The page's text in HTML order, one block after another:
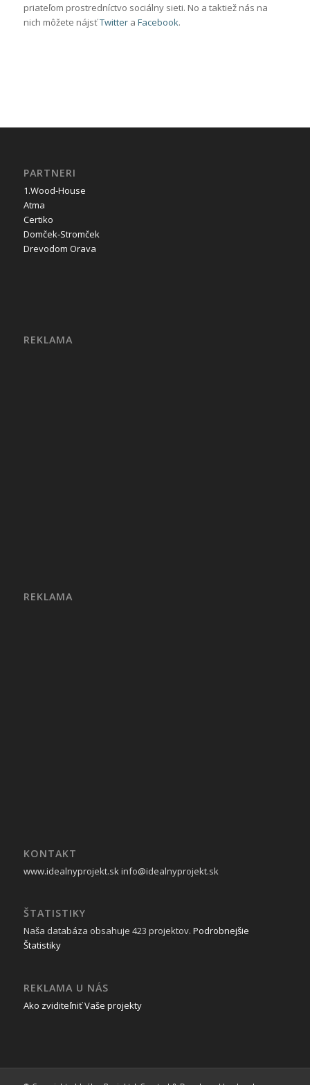
priateľom prostredníctvo sociálny sieti. No a taktiež nás na
nich môžete nájsťTwittera Facebook.
PARTNERI
1.Wood-House
Atma
Certiko
Domček-Stromček
Drevodom Orava
REKLAMA
REKLAMA
KONTAKT
www.idealnyprojekt.skinfo@idealnyprojekt.sk
ŠTATISTIKY
Naša databáza obsahuje 423 projektov. Podrobnejšie
Štatistiky
REKLAMA U NÁS
Ako zviditeľniť Vaše projekty